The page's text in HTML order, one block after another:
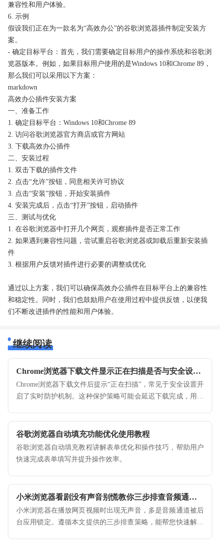
兼容性和用户体验。
6. 示例
假设我们正在为一款名为“高效办公”的谷歌浏览器插件制定安装方
案。
- 确定目标平台：首先，我们需要确定目标用户的操作系统和谷歌浏
览器版本。例如，如果目标用户使用的是Windows 10和Chrome 89，
那么我们可以采用以下方案：
markdown
高效办公插件安装方案
一、准备工作
1. 确定目标平台：Windows 10和Chrome 89
2. 访问谷歌浏览器官方商店或官方网站
3. 下载高效办公插件
二、安装过程
1. 双击下载的插件文件
2. 点击“允许”按钮，同意相关许可协议
3. 点击“安装”按钮，开始安装插件
4. 安装完成后，点击“打开”按钮，启动插件
三、测试与优化
1. 在谷歌浏览器中打开几个网页，观察插件是否正常工作
2. 如果遇到兼容性问题，尝试重启谷歌浏览器或卸载后重新安装插
件
3. 根据用户反馈对插件进行必要的调整或优化
通过以上方案，我们可以确保高效办公插件在目标平台上的兼容性
和稳定性。同时，我们也鼓励用户在使用过程中提供反馈，以便我
们不断改进插件的性能和用户体验。
继续阅读
Chrome浏览器下载文件显示正在扫描是否与安全设置有关
Chrome浏览器下载文件后提示“正在扫描”，常见于安全设置开
启了实时防护机制。这种保护策略可能会延迟下载完成，用户
谷歌浏览器自动填充功能优化使用教程
谷歌浏览器自动填充教程讲解表单优化和操作技巧，帮助用户
快速完成表单填写并提升操作效率。
小米浏览器看剧没有声音别慌教你三步排查音频通道占用
小米浏览器在播放网页视频时出现无声音，多是音频通道被后
台应用锁定。遵循本文提供的三步排查策略，能帮您快速解除